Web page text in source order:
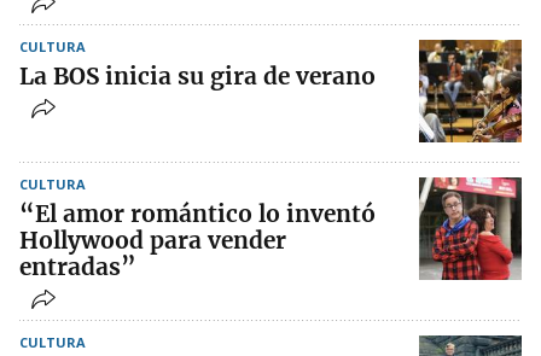
CULTURA
La BOS inicia su gira de verano
CULTURA
“El amor romántico lo inventó
Hollywood para vender
entradas”
CULTURA